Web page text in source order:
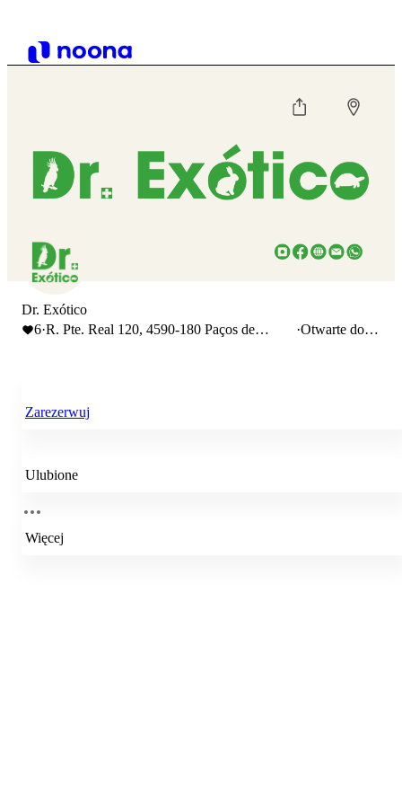
Dr. Exótico
6·R. Pte. Real 120, 4590-180 Paços de
·Otwarte do
Zarezerwuj
Ulubione
Więcej